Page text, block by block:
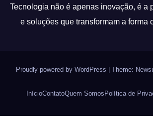
Tecnologia não é apenas inovação, é a
e soluções que transformam a forma
Proudly powered by WordPress Theme:
InícioContatoQuem Somos Política de